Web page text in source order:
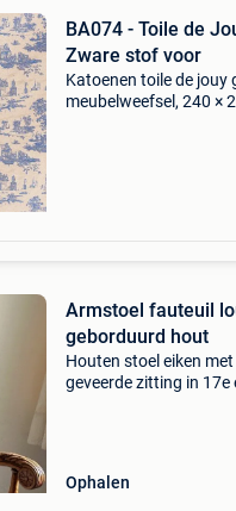
BA074 - Toile de
Zware stof voor
Katoenen toile de
meubelweefsel, 240 ×
Armstoel fauteuil
geborduurd hout
Houten stoel eiken
geveerde zitting in 17e
Ophalen